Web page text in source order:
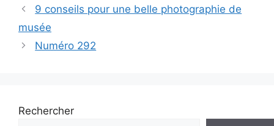
Navigation
des
9 conseils pour une belle photographie de
musée
Numéro 292
Rechercher